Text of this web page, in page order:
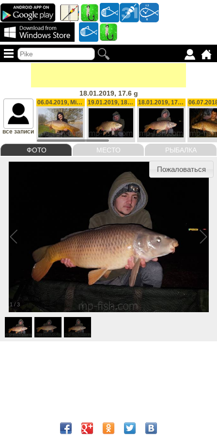
18.01.2019, 17.6 g
ФОТО МЕСТО РЫБАЛКА
все записи
06.04.2019, Mirror Carp, 18.8 lb 19.01.2019, 18.6 lb 18.01.2019, 17.6 g
1 / 3
Пожаловаться